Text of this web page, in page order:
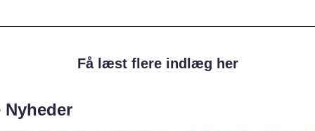
Få læst flere indlæg her
Nyheder